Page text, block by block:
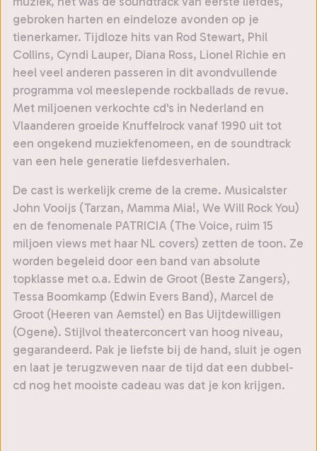
gebroken harten en eindeloze avonden op je
tienerkamer. Tijdloze hits van Rod Stewart, Phil
Collins, Cyndi Lauper, Diana Ross, Lionel Richie en
heel veel anderen passeren in dit avondvullende
programma vol meeslepende rockballads de revue.
Met miljoenen verkochte cd's in Nederland en
Vlaanderen groeide Knuffelrock vanaf 1990 uit tot
een ongekend muziekfenomeen, en de soundtrack
van een hele generatie liefdesverhalen.
De cast is werkelijk creme de la creme. Musicalster
John Vooijs (Tarzan, Mamma Mia!, We Will Rock You)
en de fenomenale PATRICIA (The Voice, ruim 15
miljoen views met haar NL covers) zetten de toon. Ze
worden begeleid door een band van absolute
topklasse met o.a. Edwin de Groot (Beste Zangers),
Tessa Boomkamp (Edwin Evers Band), Marcel de
Groot (Heeren van Aemstel) en Bas Uijtdewilligen
(Ogene). Stijlvol theaterconcert van hoog niveau,
gegarandeerd. Pak je liefste bij de hand, sluit je ogen
en laat je terugzweven naar de tijd dat een dubbel-
cd nog het mooiste cadeau was dat je kon krijgen.